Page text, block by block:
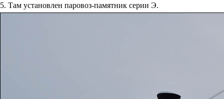
5. Там установлен паровоз-памятник серии Э.